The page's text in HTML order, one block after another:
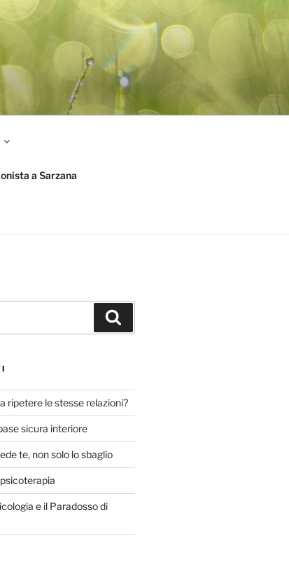
a Sarzana
ripetere le stesse relazioni?
sicura interiore
te, non solo lo sbaglio
e il Paradosso di